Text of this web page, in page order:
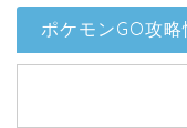
ポケモンGO攻略